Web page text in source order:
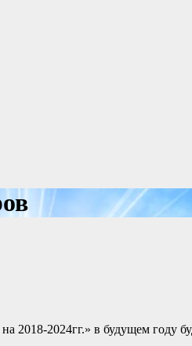
2018-2024гг.» в будущем году